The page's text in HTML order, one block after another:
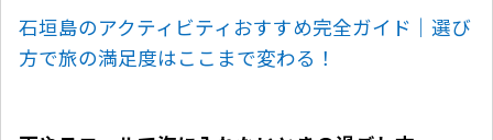
石垣島のアクティビティおすすめ完全ガイド｜選び
方で旅の満足度はここまで変わる！